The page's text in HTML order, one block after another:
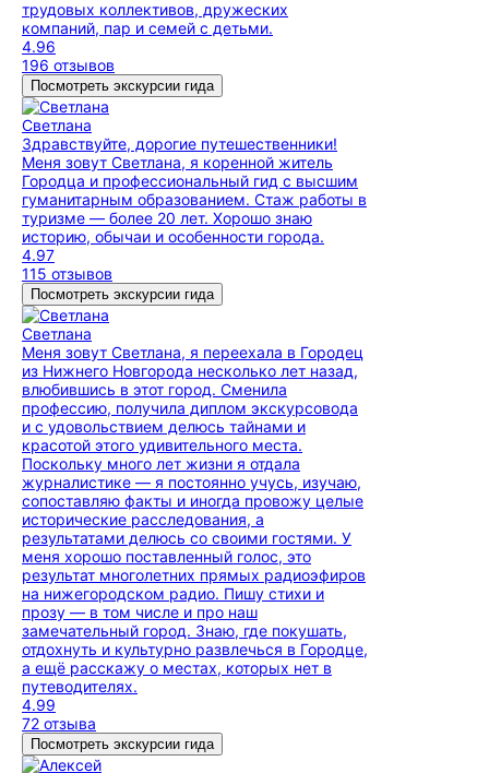
трудовых коллективов, дружеских
компаний, пар и семей с детьми.
4.96
196 отзывов
Посмотреть экскурсии гида
Светлана
Здравствуйте, дорогие путешественники!
Меня зовут Светлана, я коренной житель
Городца и профессиональный гид с высшим
гуманитарным образованием. Стаж работы в
туризме — более 20 лет. Хорошо знаю
историю, обычаи и особенности города.
4.97
115 отзывов
Посмотреть экскурсии гида
Светлана
Меня зовут Светлана, я переехала в Городец
из Нижнего Новгорода несколько лет назад,
влюбившись в этот город. Сменила
профессию, получила диплом экскурсовода
и с удовольствием делюсь тайнами и
красотой этого удивительного места.
Поскольку много лет жизни я отдала
журналистике — я постоянно учусь, изучаю,
сопоставляю факты и иногда провожу целые
исторические расследования, а
результатами делюсь со своими гостями. У
меня хорошо поставленный голос, это
результат многолетних прямых радиоэфиров
на нижегородском радио. Пишу стихи и
прозу — в том числе и про наш
замечательный город. Знаю, где покушать,
отдохнуть и культурно развлечься в Городце,
а ещё расскажу о местах, которых нет в
путеводителях.
4.99
72 отзыва
Посмотреть экскурсии гида